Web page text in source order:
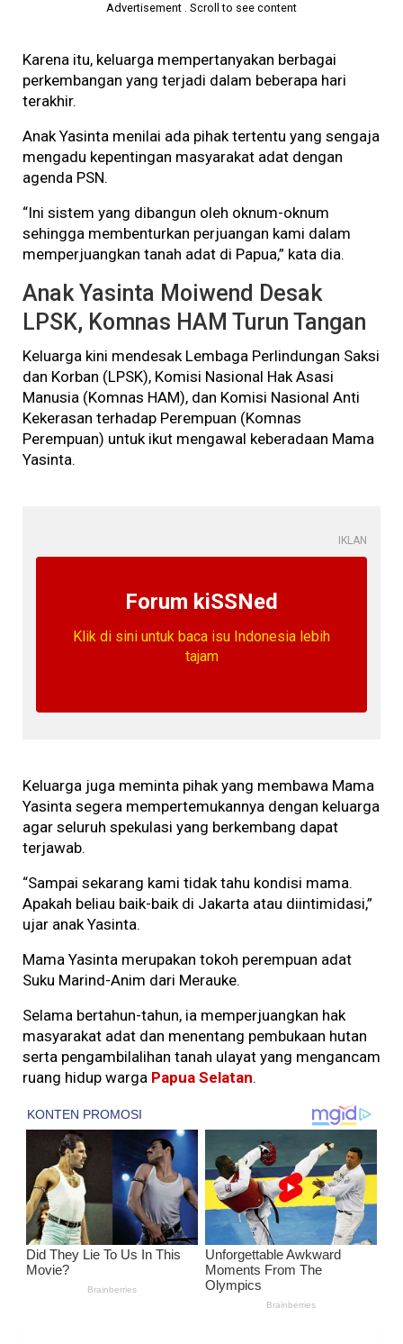
Advertisement . Scroll to see content
Karena itu, keluarga mempertanyakan berbagai
perkembangan yang terjadi dalam beberapa hari
terakhir.
Anak Yasinta menilai ada pihak tertentu yang sengaja
mengadu kepentingan masyarakat adat dengan
agenda PSN.
“Ini sistem yang dibangun oleh oknum-oknum
sehingga membenturkan perjuangan kami dalam
memperjuangkan tanah adat di Papua,” kata dia.
Anak Yasinta Moiwend Desak
LPSK, Komnas HAM Turun Tangan
Keluarga kini mendesak Lembaga Perlindungan Saksi
dan Korban (LPSK), Komisi Nasional Hak Asasi
Manusia (Komnas HAM), dan Komisi Nasional Anti
Kekerasan terhadap Perempuan (Komnas
Perempuan) untuk ikut mengawal keberadaan Mama
Yasinta.
IKLAN
Forum kiSSNed
Klik di sini untuk baca isu Indonesia lebih
tajam
Keluarga juga meminta pihak yang membawa Mama
Yasinta segera mempertemukannya dengan keluarga
agar seluruh spekulasi yang berkembang dapat
terjawab.
“Sampai sekarang kami tidak tahu kondisi mama.
Apakah beliau baik-baik di Jakarta atau diintimidasi,”
ujar anak Yasinta.
Mama Yasinta merupakan tokoh perempuan adat
Suku Marind-Anim dari Merauke.
Selama bertahun-tahun, ia memperjuangkan hak
masyarakat adat dan menentang pembukaan hutan
serta pengambilalihan tanah ulayat yang mengancam
ruang hidup warga Papua Selatan.